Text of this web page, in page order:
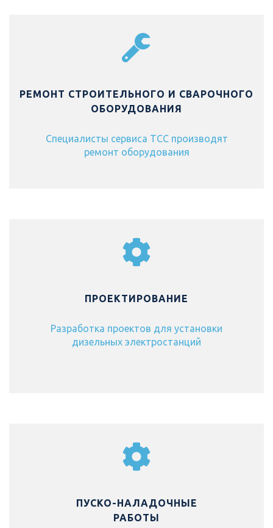
РЕМОНТ СТРОИТЕЛЬНОГО И СВАРОЧНОГО
ОБОРУДОВАНИЯ
Специалисты сервиса ТСС производят
ремонт оборудования
ПРОЕКТИРОВАНИЕ
Разработка проектов для установки
дизельных электростанций
ПУСКО-НАЛАДОЧНЫЕ
РАБОТЫ